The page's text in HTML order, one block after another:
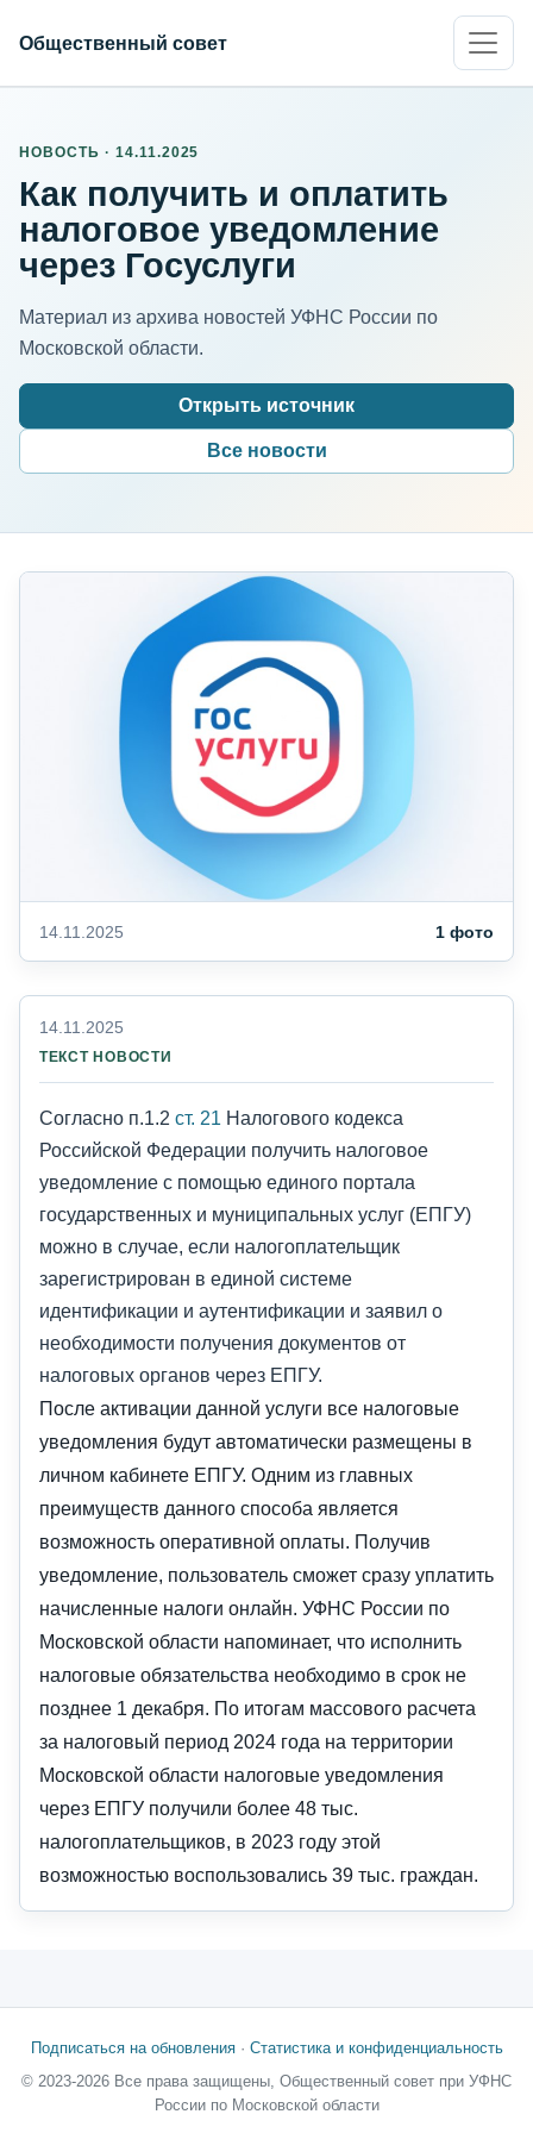
Общественный совет
НОВОСТЬ · 14.11.2025
Как получить и оплатить
налоговое уведомление
через Госуслуги
Материал из архива новостей УФНС России по
Московской области.
Открыть источник
Все новости
14.11.2025 1 фото
14.11.2025
ТЕКСТ НОВОСТИ
Согласно п.1.2 ст. 21 Налогового кодекса
Российской Федерации получить налоговое
уведомление с помощью единого портала
государственных и муниципальных услуг (ЕПГУ)
можно в случае, если налогоплательщик
зарегистрирован в единой системе
идентификации и аутентификации и заявил о
необходимости получения документов от
налоговых органов через ЕПГУ.
После активации данной услуги все налоговые
уведомления будут автоматически размещены в
личном кабинете ЕПГУ. Одним из главных
преимуществ данного способа является
возможность оперативной оплаты. Получив
уведомление, пользователь сможет сразу уплатить
начисленные налоги онлайн. УФНС России по
Московской области напоминает, что исполнить
налоговые обязательства необходимо в срок не
позднее 1 декабря. По итогам массового расчета
за налоговый период 2024 года на территории
Московской области налоговые уведомления
через ЕПГУ получили более 48 тыс.
налогоплательщиков, в 2023 году этой
возможностью воспользовались 39 тыс. граждан.
Подписаться на обновления· Статистика и конфиденциальность
© 2023-2026 Все права защищены, Общественный совет при УФНС
России по Московской области